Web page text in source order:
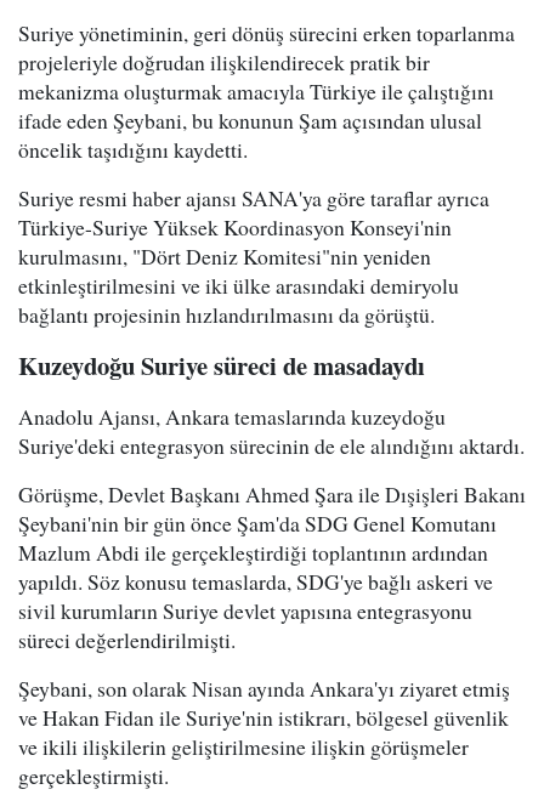
Suriye yönetiminin, geri dönüş sürecini erken toparlanma
projeleriyle doğrudan ilişkilendirecek pratik bir
mekanizma oluşturmak amacıyla Türkiye ile çalıştığını
ifade eden Şeybani, bu konunun Şam açısından ulusal
öncelik taşıdığını kaydetti.
Suriye resmi haber ajansı SANA'ya göre taraflar ayrıca
Türkiye-Suriye Yüksek Koordinasyon Konseyi'nin
kurulmasını, "Dört Deniz Komitesi"nin yeniden
etkinleştirilmesini ve iki ülke arasındaki demiryolu
bağlantı projesinin hızlandırılmasını da görüştü.
Kuzeydoğu Suriye süreci de masadaydı
Anadolu Ajansı, Ankara temaslarında kuzeydoğu
Suriye'deki entegrasyon sürecinin de ele alındığını aktardı.
Görüşme, Devlet Başkanı Ahmed Şara ile Dışişleri Bakanı
Şeybani'nin bir gün önce Şam'da SDG Genel Komutanı
Mazlum Abdi ile gerçekleştirdiği toplantının ardından
yapıldı. Söz konusu temaslarda, SDG'ye bağlı askeri ve
sivil kurumların Suriye devlet yapısına entegrasyonu
süreci değerlendirilmişti.
Şeybani, son olarak Nisan ayında Ankara'yı ziyaret etmiş
ve Hakan Fidan ile Suriye'nin istikrarı, bölgesel güvenlik
ve ikili ilişkilerin geliştirilmesine ilişkin görüşmeler
gerçekleştirmişti.